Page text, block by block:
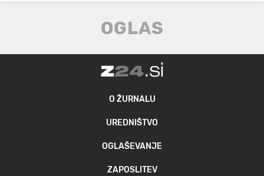
O ŽURNALU
UREDNIŠTVO
OGLAŠEVANJE
ZAPOSLITEV